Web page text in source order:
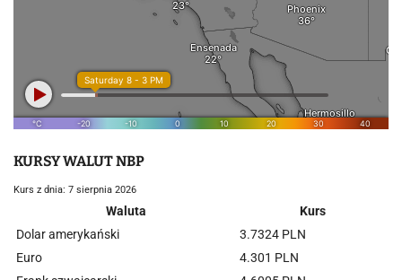
KURSY WALUT NBP
Kurs z dnia: 7 sierpnia 2026
Waluta
Kurs
Dolar amerykański
3.7324 PLN
Euro
4.301 PLN